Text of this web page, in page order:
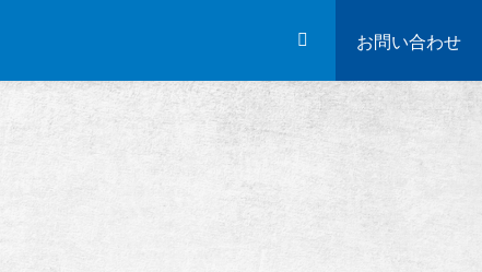
競技会とイベント サポート
お問い合わせ